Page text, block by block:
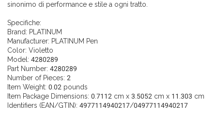
sinonimo di performance e stile a ogni tratto.
Specifiche:
Brand: PLATINUM
Manufacturer: PLATINUM Pen
Color: Violetto
Model: 4280289
Part Number: 4280289
Number of Pieces: 2
Item Weight: 0.02 pounds
Item Package Dimensions: 0.7112 cm x 3.5052 cm x 11.303 cm
Identifiers (EAN/GTIN): 4977114940217/04977114940217